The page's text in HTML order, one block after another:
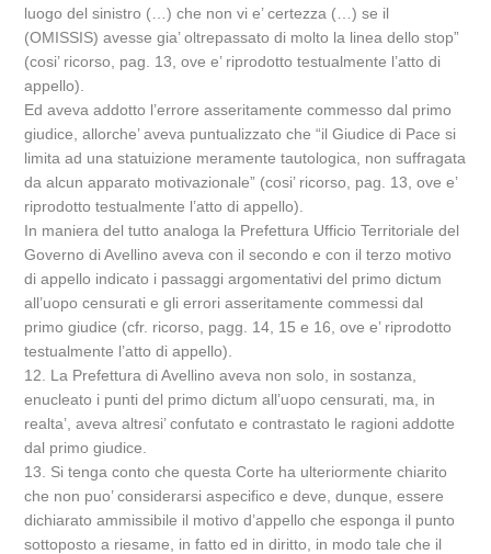
luogo del sinistro (…) che non vi e’ certezza (…) se il
(OMISSIS) avesse gia’ oltrepassato di molto la linea dello stop”
(cosi’ ricorso, pag. 13, ove e’ riprodotto testualmente l’atto di
appello).
Ed aveva addotto l’errore asseritamente commesso dal primo
giudice, allorche’ aveva puntualizzato che “il Giudice di Pace si
limita ad una statuizione meramente tautologica, non suffragata
da alcun apparato motivazionale” (cosi’ ricorso, pag. 13, ove e’
riprodotto testualmente l’atto di appello).
In maniera del tutto analoga la Prefettura Ufficio Territoriale del
Governo di Avellino aveva con il secondo e con il terzo motivo
di appello indicato i passaggi argomentativi del primo dictum
all’uopo censurati e gli errori asseritamente commessi dal
primo giudice (cfr. ricorso, pagg. 14, 15 e 16, ove e’ riprodotto
testualmente l’atto di appello).
12. La Prefettura di Avellino aveva non solo, in sostanza,
enucleato i punti del primo dictum all’uopo censurati, ma, in
realta’, aveva altresi’ confutato e contrastato le ragioni addotte
dal primo giudice.
13. Si tenga conto che questa Corte ha ulteriormente chiarito
che non puo’ considerarsi aspecifico e deve, dunque, essere
dichiarato ammissibile il motivo d’appello che esponga il punto
sottoposto a riesame, in fatto ed in diritto, in modo tale che il